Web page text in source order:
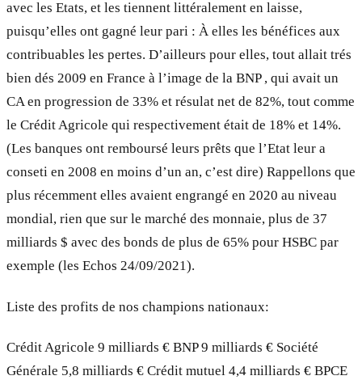
avec les Etats, et les tiennent littéralement en laisse,
puisqu’elles ont gagné leur pari : À elles les bénéfices aux
contribuables les pertes. D’ailleurs pour elles, tout allait trés
bien dés 2009 en France à l’image de la BNP , qui avait un
CA en progression de 33% et résulat net de 82%, tout comme
le Crédit Agricole qui respectivement était de 18% et 14%.
(Les banques ont remboursé leurs prêts que l’Etat leur a
conseti en 2008 en moins d’un an, c’est dire) Rappellons que
plus récemment elles avaient engrangé en 2020 au niveau
mondial, rien que sur le marché des monnaie, plus de 37
milliards $ avec des bonds de plus de 65% pour HSBC par
exemple (les Echos 24/09/2021).
Liste des profits de nos champions nationaux:
Crédit Agricole 9 milliards € BNP 9 milliards € Société
Générale 5,8 milliards € Crédit mutuel 4,4 milliards € BPCE